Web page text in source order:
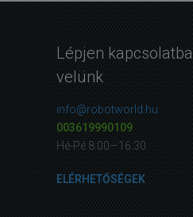
Lépjen kapcsolatba
velünk
info@robotworld.hu
003619990109
Hé-Pé 8:00—16:30
ELÉRHETŐSÉGEK